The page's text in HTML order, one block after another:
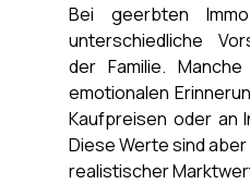
Bei geerbten
unterschiedliche
der Familie.
emotionalen
Kaufpreisen oder an
Diese Werte sind
realistischer